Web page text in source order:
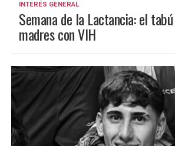
INTERÉS GENERAL
Semana de la Lactancia: el
madres con VIH